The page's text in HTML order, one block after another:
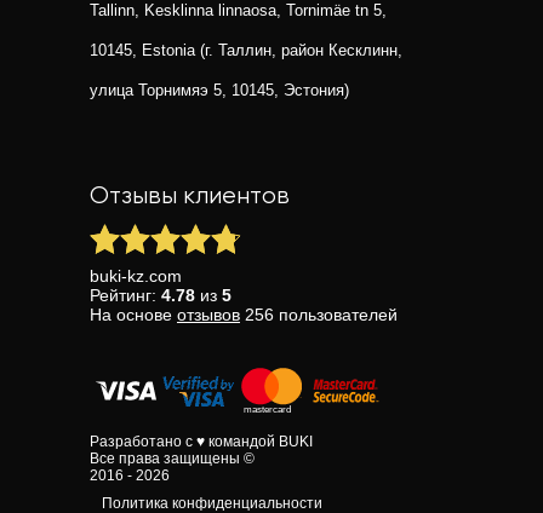
Tallinn, Kesklinna linnaosa, Tornimäe tn 5,
10145, Estonia (г. Таллин, район Кесклинн,
улица Торнимяэ 5, 10145, Эстония)
Отзывы клиентов
buki-kz.com
Рейтинг: 4.78 из 5
На основе отзывов 256 пользователей
Разработано с ♥ командой BUKI
Все права защищены ©
2016 - 2026
Политика конфиденциальности